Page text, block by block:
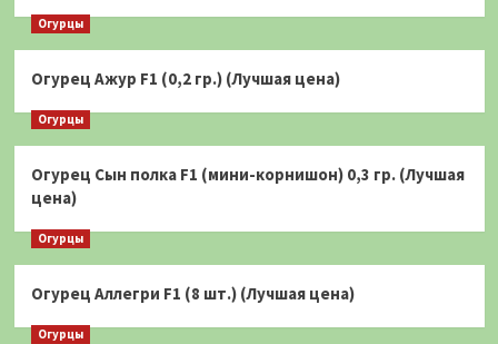
Огурцы
Огурец Ажур F1 (0,2 гр.) (Лучшая цена)
Огурцы
Огурец Сын полка F1 (мини-корнишон) 0,3 гр. (Лучшая
цена)
Огурцы
Огурец Аллегри F1 (8 шт.) (Лучшая цена)
Огурцы